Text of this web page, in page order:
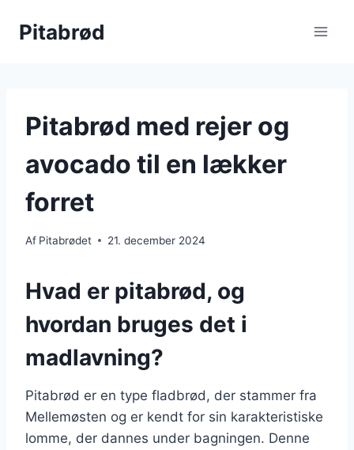
Pitabrød
Pitabrød med rejer og
avocado til en lækker
forret
Af Pitabrødet 21. december 2024
Hvad er pitabrød, og
hvordan bruges det i
madlavning?
Pitabrød er en type fladbrød, der stammer fra
Mellemøsten og er kendt for sin karakteristiske
lomme, der dannes under bagningen. Denne